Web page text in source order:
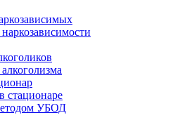
стационаре
УБОД